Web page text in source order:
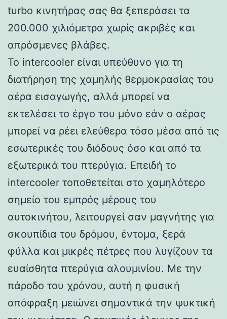
turbo κινητήρας σας θα ξεπεράσει τα
200.000 χιλιόμετρα χωρίς ακριβές και
απρόσμενες βλάβες.
Το intercooler είναι υπεύθυνο για τη
διατήρηση της χαμηλής θερμοκρασίας του
αέρα εισαγωγής, αλλά μπορεί να
εκτελέσει το έργο του μόνο εάν ο αέρας
μπορεί να ρέει ελεύθερα τόσο μέσα από τις
εσωτερικές του διόδους όσο και από τα
εξωτερικά του πτερύγια. Επειδή το
intercooler τοποθετείται στο χαμηλότερο
σημείο του εμπρός μέρους του
αυτοκινήτου, λειτουργεί σαν μαγνήτης για
σκουπίδια του δρόμου, έντομα, ξερά
φύλλα και μικρές πέτρες που λυγίζουν τα
ευαίσθητα πτερύγια αλουμινίου. Με την
πάροδο του χρόνου, αυτή η φυσική
απόφραξη μειώνει σημαντικά την ψυκτική